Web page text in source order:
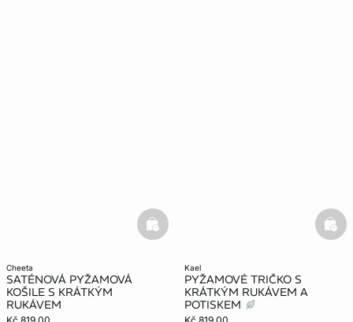
cheeta
SATÉNOVÁ PYŽAMOVÁ
KOŠILE S KRÁTKÝM
RUKÁVEM
basketfull
kael
PYŽAMOVÉ TRIČKO S
KRÁTKÝM RUKÁVEM A
POTISKEM